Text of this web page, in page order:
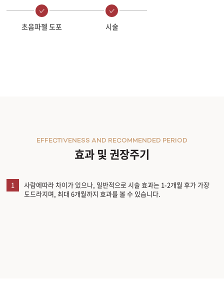
초음파젤 도포 시술
효과 및 권장주기
EFFECTIVENESS AND RECOMMENDED PERIOD
1
사람에따라 차이가 있으나, 일반적으로 시술 효과는 1-2개월 후가 가장
도드라지며, 최대 6개월까지 효과를 볼 수 있습니다.